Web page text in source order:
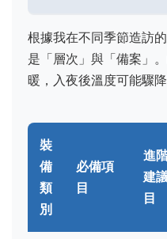
根據我在不同季節造訪
是「層次」與「備案」
暖，入夜後溫度可能驟降
裝
備
類
別
必備項
目
進
建
目